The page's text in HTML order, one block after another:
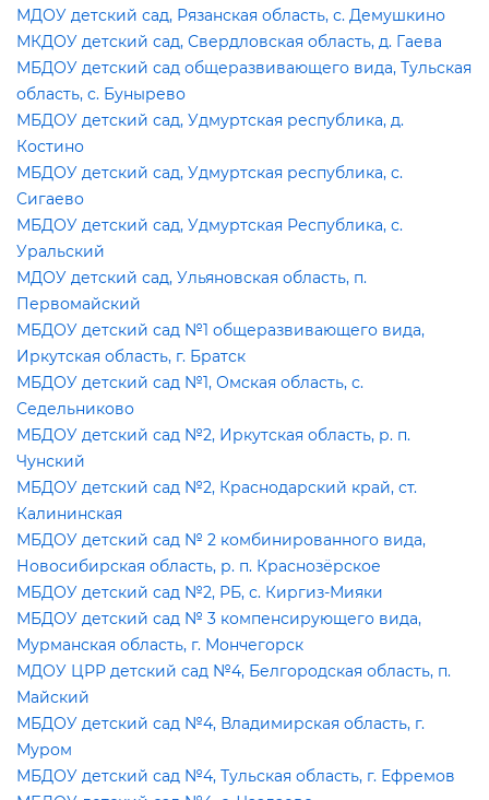
МДОУ детский сад, Рязанская область, с. Демушкино
МКДОУ детский сад, Свердловская область, д. Гаева
МБДОУ детский сад общеразвивающего вида, Тульская
область, с. Бунырево
МБДОУ детский сад, Удмуртская республика, д.
Костино
МБДОУ детский сад, Удмуртская республика, с.
Сигаево
МБДОУ детский сад, Удмуртская Республика, с.
Уральский
МДОУ детский сад, Ульяновская область, п.
Первомайский
МБДОУ детский сад №1 общеразвивающего вида,
Иркутская область, г. Братск
МБДОУ детский сад №1, Омская область, с.
Седельниково
МБДОУ детский сад №2, Иркутская область, р. п.
Чунский
МБДОУ детский сад №2, Краснодарский край, ст.
Калининская
МБДОУ детский сад № 2 комбинированного вида,
Новосибирская область, р. п. Краснозёрское
МБДОУ детский сад №2, РБ, с. Киргиз-Мияки
МБДОУ детский сад № 3 компенсирующего вида,
Мурманская область, г. Мончегорск
МДОУ ЦРР детский сад №4, Белгородская область, п.
Майский
МБДОУ детский сад №4, Владимирская область, г.
Муром
МБДОУ детский сад №4, Тульская область, г. Ефремо